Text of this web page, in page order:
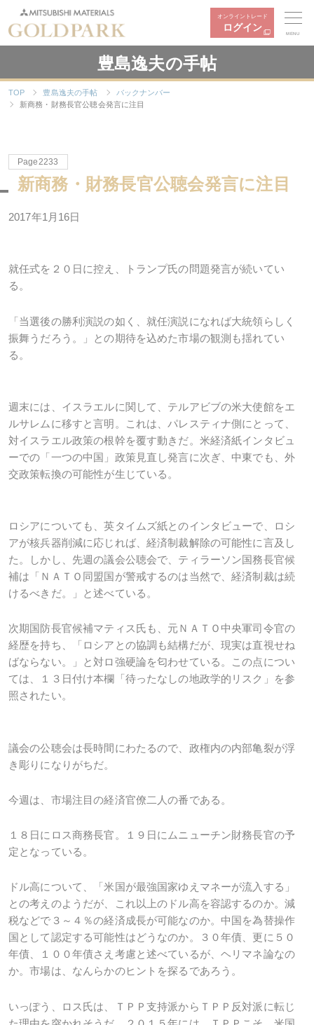
オンライントレード
ログイン
MENU
豊島逸夫の手帖
TOP 豊島逸夫の手帖
バックナンバー
新商務・財務長官公聴会発言に注目
Page2233
新商務・財務長官公聴会発言に注目
2017年1月16日
就任式を２０日に控え、トランプ氏の問題発言が続いてい
る。
「当選後の勝利演説の如く、就任演説になれば大統領らしく
振舞うだろう。」との期待を込めた市場の観測も揺れてい
る。
週末には、イスラエルに関して、テルアビブの米大使館をエ
ルサレムに移すと言明。これは、パレスティナ側にとって、
対イスラエル政策の根幹を覆す動きだ。米経済紙インタビュ
ーでの「一つの中国」政策見直し発言に次ぎ、中東でも、外
交政策転換の可能性が生じている。
ロシアについても、英タイムズ紙とのインタビューで、ロシ
アが核兵器削減に応じれば、経済制裁解除の可能性に言及し
た。しかし、先週の議会公聴会で、ティラーソン国務長官候
補は「ＮＡＴＯ同盟国が警戒するのは当然で、経済制裁は続
けるべきだ。」と述べている。
次期国防長官候補マティス氏も、元ＮＡＴＯ中央軍司令官の
経歴を持ち、「ロシアとの協調も結構だが、現実は直視せね
ばならない。」と対ロ強硬論を匂わせている。この点につい
ては、１３日付け本欄「待ったなしの地政学的リスク」を参
照されたい。
議会の公聴会は長時間にわたるので、政権内の内部亀裂が浮
き彫りになりがちだ。
今週は、市場注目の経済官僚二人の番である。
１８日にロス商務長官。１９日にムニューチン財務長官の予
定となっている。
ドル高について、「米国が最強国家ゆえマネーが流入する」
との考えのようだが、これ以上のドル高を容認するのか。減
税などで３～４％の経済成長が可能なのか。中国を為替操作
国として認定する可能性はどうなのか。３０年債、更に５０
年債、１００年債さえ考慮と述べているが、ヘリマネ論なの
か。市場は、なんらかのヒントを探るであろう。
いっぽう、ロス氏は、ＴＰＰ支持派からＴＰＰ反対派に転じ